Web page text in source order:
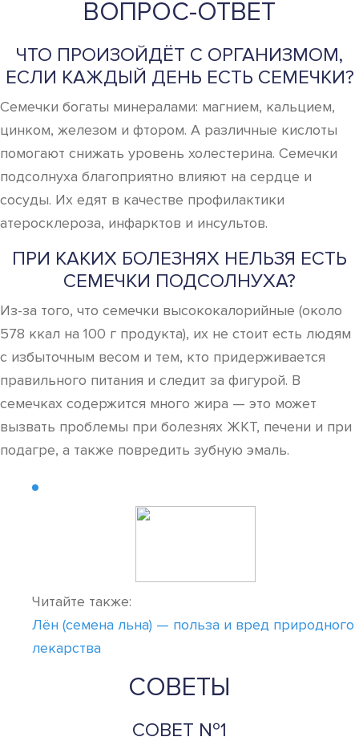
ВОПРОС-ОТВЕТ
ЧТО ПРОИЗОЙДЁТ С ОРГАНИЗМОМ,
ЕСЛИ КАЖДЫЙ ДЕНЬ ЕСТЬ СЕМЕЧКИ?
Семечки богаты минералами: магнием, кальцием,
цинком, железом и фтором. А различные кислоты
помогают снижать уровень холестерина. Семечки
подсолнуха благоприятно влияют на сердце и
сосуды. Их едят в качестве профилактики
атеросклероза, инфарктов и инсультов.
ПРИ КАКИХ БОЛЕЗНЯХ НЕЛЬЗЯ ЕСТЬ
СЕМЕЧКИ ПОДСОЛНУХА?
Из-за того, что семечки высококалорийные (около
578 ккал на 100 г продукта), их не стоит есть людям
с избыточным весом и тем, кто придерживается
правильного питания и следит за фигурой. В
семечках содержится много жира — это может
вызвать проблемы при болезнях ЖКТ, печени и при
подагре, а также повредить зубную эмаль.
Читайте также:
Лён (семена льна) — польза и вред природного
лекарства
СОВЕТЫ
СОВЕТ №1